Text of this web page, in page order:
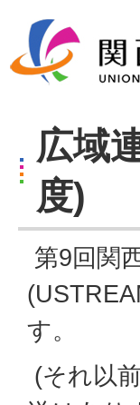
広域
度)
第9回関
(
す。
(それ以